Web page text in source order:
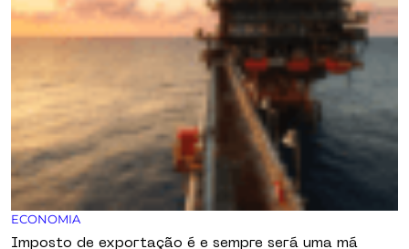
ECONOMIA
Imposto de exportação é e sempre será uma má